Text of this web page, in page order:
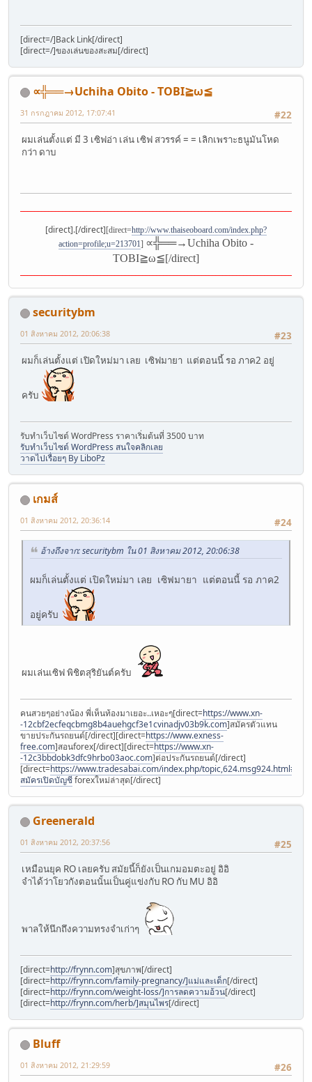
[direct=/]Back Link[/direct]
[direct=/]ของเล่นของสะสม[/direct]
∝╬══→Uchiha Obito - TOBI≧ω≦
#22
31 กรกฎาคม 2012, 17:07:41
ผมเล่นตั้งแต่ มี 3 เซิฟอ่า เล่น เซิฟ สวรรค์ = = เลิกเพราะธนูมันโหด
กว่า ดาบ
[direct].[/direct] [direct=http://www.thaiseoboard.com/index.php?
action=profile;u=213701] ∝╬══→Uchiha Obito -
TOBI≧ω≦[/direct]
securitybm
#23
01 สิงหาคม 2012, 20:06:38
ผมก็เล่นตั้งแต่ เปิดใหม่มา เลย เซิฟมายา แต่ตอนนี้ รอ ภาค2 อยู่
ครับ
รับทำเว็บไซต์ WordPress ราคาเริ่มต้นที่ 3500 บาท
รับทำเว็บไซต์ WordPress สนใจคลิกเลย
วาดไปเรื่อยๆ By LiboPz
เกมส์
#24
01 สิงหาคม 2012, 20:36:14
อ้างถึงจาก: securitybm ใน 01 สิงหาคม 2012, 20:06:38
ผมก็เล่นตั้งแต่ เปิดใหม่มา เลย เซิฟมายา แต่ตอนนี้ รอ ภาค2
อยู่ครับ
ผมเล่นเซิฟ พิชิตสุริยันต์ครับ
คนสวยๆอย่างน้อง พี่เห็นท้องมาเยอะ..เหอะๆ[direct=https://www.xn-
-12cbf2ecfeqcbmg8b4auehgcf3e1cvinadjv03b9k.com]สมัครตัวแทน
ขายประกันรถยนต์[/direct][direct=https://www.exness-
free.com]สอนforex[/direct][direct=https://www.xn-
-12c3bbdobk3dfc9hrbo03aoc.com]ต่อประกันรถยนต์[/direct]
[direct=https://www.tradesabai.com/index.php/
สมัครเปิดบัญชีforexใหม่ล่าสุด[/direct]
Greenerald
#25
01 สิงหาคม 2012, 20:37:56
เหมือนยุค RO เลยครับ สมัยนี้ก็ยังเป็นเกมอมตะอยู่ อิอิ
จำได้ว่าโยวกังตอนนั้นเป็นคู่แข่งกับ RO กับ MU อิอิ
พาลให้นึกถึงความทรงจำเก่าๆ
[direct=http://frynn.com]สุขภาพ[/direct]
[direct=http://frynn.com/family-pregnancy/]แม่และเด็ก[/direct]
[direct=http://frynn.com/weight-loss/]การลดความอ้วน[/direct]
[direct=http://frynn.com/herb/]สมุนไพร[/direct]
Bluff
#26
01 สิงหาคม 2012, 21:29:59